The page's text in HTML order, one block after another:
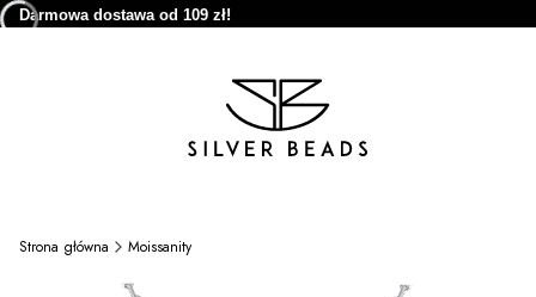
Darmowa dostawa od 109 zł!
Strona główna Moissanity